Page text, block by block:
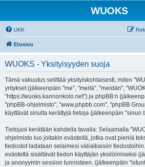
WUOKS
UKK
Etusivu
WUOKS - Yksityisyyden suoja
Tämä vakuutus selittää yksityiskohtaisesti, miten
yritykset (jälkeenpäin "me", "meitä", "meidän",
"https://wuoks.kannonkolo.net") ja phpBB:n
"phpBB-ohjelmisto", "www.phpbb.com", "phpBB
käyttävät sinulta kerättyjä tietoja (jälkeenpäin "sinun
Tietojasi kerätään kahdella tavalla: Selaamalla
ohjelmisto luo joitakin evästeitä, jotka ovat pieniä
tiedostot ladataan selaimesi väliaikaisiin
evästettä sisältävät tiedon käyttäjän yksilöimiseksi
ja anonyymin session tunnisteen. (jälkeenpäin